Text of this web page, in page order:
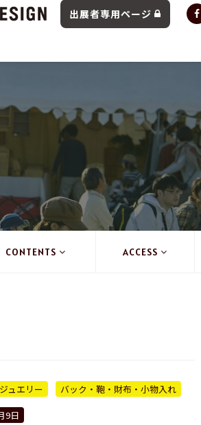
出展者専用ページ
CONTENTS ACCESS
ュエリー
バック・鞄・財布・小物入れ
9日